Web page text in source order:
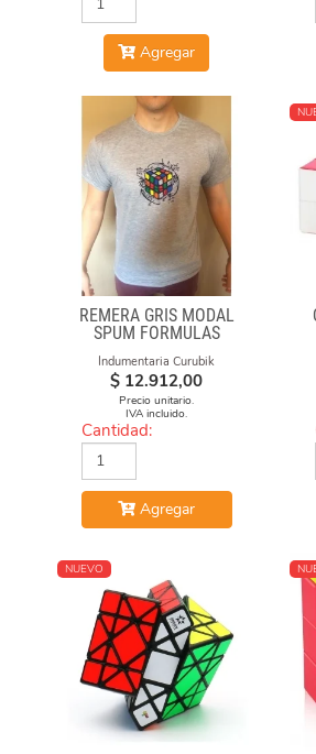
Agregar
REMERA GRIS MODAL
SPUM FORMULAS
Indumentaria Curubik
$ 12.912,00
Precio unitario.
IVA incluido.
Cantidad:
Agregar
NUEVO